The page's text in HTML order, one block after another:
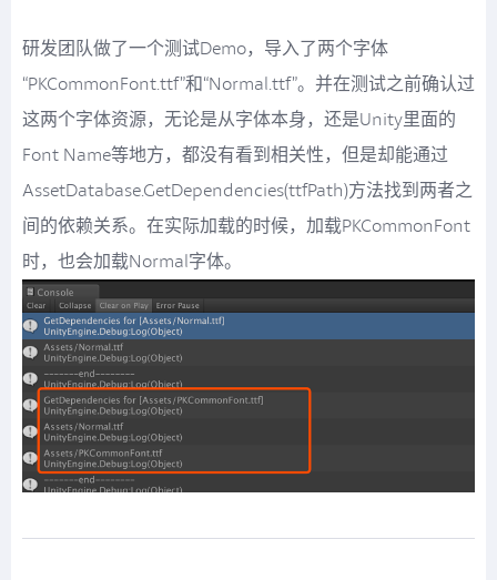
研发团队做了一个测试Demo，导入了两个字体
“PKCommonFont.ttf”和“Normal.ttf”。并在测试之前确认过
这两个字体资源，无论是从字体本身，还是Unity里面的
Font Name等地方，都没有看到相关性，但是却能通过
AssetDatabase.GetDependencies(ttfPath)方法找到两者之
间的依赖关系。在实际加载的时候，加载PKCommonFont
时，也会加载Normal字体。